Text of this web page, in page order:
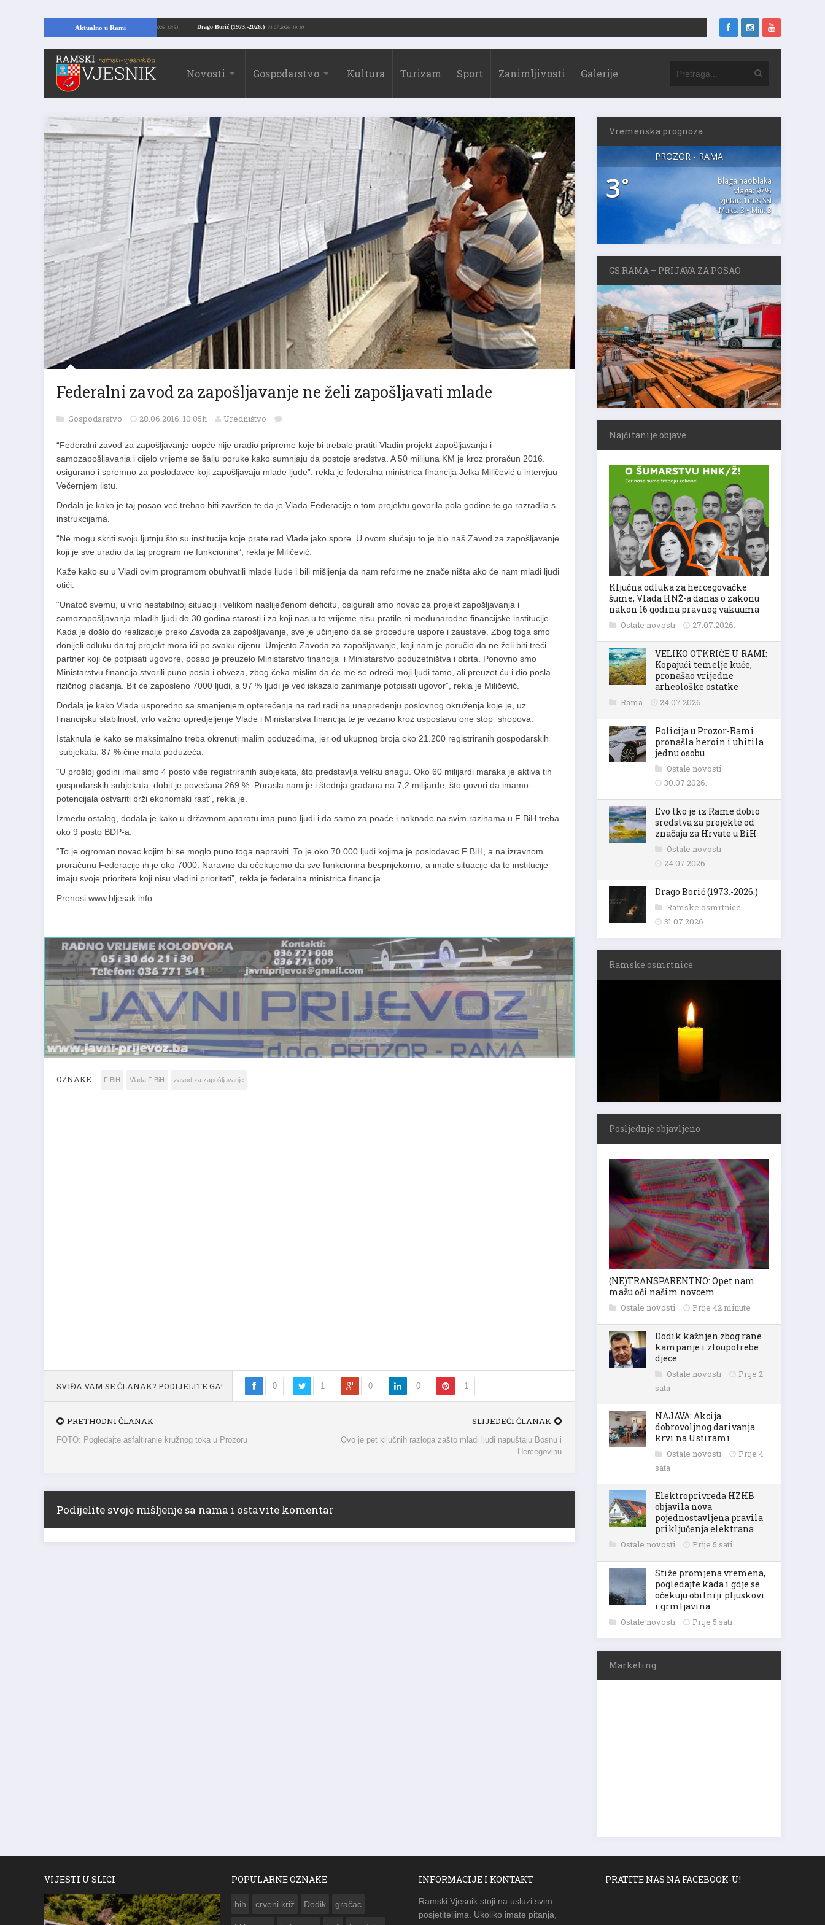
Aktualno u Rami Drago Borić (1973.-2026.) 31.07.2026. 19:10
Kopajući temelje kuće, pronašao vrijedne arheološke ostatke 24.07.2026. 13:51
Novosti Gospodarstvo Kultura Turizam Sport Zanimljivosti Galerije
Federalni zavod za zapošljavanje ne želi zapošljavati mlade
Gospodarstvo 28.06.2016. 10:05h Uredništvo
“Federalni zavod za zapošljavanje uopće nije uradio pripreme koje bi trebale pratiti Vladin projekt zapošljavanja i
samozapošljavanja i cijelo vrijeme se šalju poruke kako sumnjaju da postoje sredstva. A 50 milijuna KM je kroz proračun 2016.
osigurano i spremno za poslodavce koji zapošljavaju mlade ljude”. rekla je federalna ministrica financija Jelka Miličević u intervjuu
Večernjem listu.
Dodala je kako je taj posao već trebao biti završen te da je Vlada Federacije o tom projektu govorila pola godine te ga razradila s
instrukcijama.
“Ne mogu skriti svoju ljutnju što su institucije koje prate rad Vlade jako spore. U ovom slučaju to je bio naš Zavod za zapošljavanje
koji je sve uradio da taj program ne funkcionira”, rekla je Miličević.
Kaže kako su u Vladi ovim programom obuhvatili mlade ljude i bili mišljenja da nam reforme ne znače ništa ako će nam mladi ljudi
otići.
“Unatoč svemu, u vrlo nestabilnoj situaciji i velikom naslijeđenom deficitu, osigurali smo novac za projekt zapošljavanja i
samozapošljavanja mladih ljudi do 30 godina starosti i za koji nas u to vrijeme nisu pratile ni međunarodne financijske institucije.
Kada je došlo do realizacije preko Zavoda za zapošljavanje, sve je učinjeno da se procedure uspore i zaustave. Zbog toga smo
donijeli odluku da taj projekt mora ići po svaku cijenu. Umjesto Zavoda za zapošljavanje, koji nam je poručio da ne želi biti treći
partner koji će potpisati ugovore, posao je preuzelo Ministarstvo financija i Ministarstvo poduzetništva i obrta. Ponovno smo
Ministarstvu financija stvorili puno posla i obveza, zbog čeka mislim da će me se odreći moji ljudi tamo, ali preuzet ću i dio posla
rizičnog plaćanja. Bit će zaposleno 7000 ljudi, a 97 % ljudi je već iskazalo zanimanje potpisati ugovor”, rekla je Miličević.
Dodala je kako Vlada usporedno sa smanjenjem opterećenja na rad radi na unapređenju poslovnog okruženja koje je, uz
financijsku stabilnost, vrlo važno opredjeljenje Vlade i Ministarstva financija te je vezano kroz uspostavu one stop shopova.
Istaknula je kako se maksimalno treba okrenuti malim poduzećima, jer od ukupnog broja oko 21.200 registriranih gospodarskih
subjekata, 87 % čine mala poduzeća.
“U prošloj godini imali smo 4 posto više registriranih subjekata, što predstavlja veliku snagu. Oko 60 milijardi maraka je aktiva tih
gospodarskih subjekata, dobit je povećana 269 %. Porasla nam je i štednja građana na 7,2 milijarde, što govori da imamo
potencijala ostvariti brži ekonomski rast”, rekla je.
Između ostalog, dodala je kako u državnom aparatu ima puno ljudi i da samo za poaće i naknade na svim razinama u F BiH treba
oko 9 posto BDP-a.
“To je ogroman novac kojim bi se moglo puno toga napraviti. To je oko 70.000 ljudi kojima je poslodavac F BiH, a na izravnom
proračunu Federacije ih je oko 7000. Naravno da očekujemo da sve funkcionira besprijekorno, a imate situacije da te institucije
imaju svoje prioritete koji nisu vladini prioriteti”, rekla je federalna ministrica financija.
Prenosi www.bljesak.info
OZNAKE F BiH Vlada F BiH zavod za zapošljavanje
SVIĐA VAM SE ČLANAK? PODIJELITE GA! 0 1 0 0 1
PRETHODNI ČLANAK
FOTO: Pogledajte asfaltiranje kružnog toka u Prozoru
SLIJEDEĆI ČLANAK
Ovo je pet ključnih razloga zašto mladi ljudi napuštaju Bosnu i
Hercegovinu
Podijelite svoje mišljenje sa nama i ostavite komentar
Vremenska prognoza
PROZOR - RAMA
3°
blaga naoblaka
vlaga: 97%
vjetar: 1m/s SSI
Maks. 3 • Min. 3
GS RAMA – PRIJAVA ZA POSAO
Najčitanije objave
Ključna odluka za hercegovačke
šume, Vlada HNŽ-a danas o zakonu
nakon 16 godina pravnog vakuuma
Ostale novosti 27.07.2026.
VELIKO OTKRIĆE U RAMI:
Kopajući temelje kuće,
pronašao vrijedne
arheološke ostatke
Rama 24.07.2026.
Policija u Prozor-Rami
pronašla heroin i uhitila
jednu osobu
Ostale novosti
30.07.2026.
Evo tko je iz Rame dobio
sredstva za projekte od
značaja za Hrvate u BiH
Ostale novosti
24.07.2026.
Drago Borić (1973.-2026.)
Ramske osmrtnice
31.07.2026.
Ramske osmrtnice
Posljednje objavljeno
(NE)TRANSPARENTNO: Opet nam
mažu oči našim novcem
Ostale novosti Prije 42 minute
Dodik kažnjen zbog rane
kampanje i zloupotrebe
djece
Ostale novosti
Prije 2
sata
NAJAVA: Akcija
dobrovoljnog darivanja
krvi na Ustirami
Ostale novosti
Prije 4
sata
Elektroprivreda HZHB
objavila nova
pojednostavljena pravila
priključenja elektrana
Ostale novosti Prije 5 sati
Stiže promjena vremena,
pogledajte kada i gdje se
očekuju obilniji pljuskovi
i grmljavina
Ostale novosti Prije 5 sati
Marketing
VIJESTI U SLICI POPULARNE OZNAKE
bih crveni križ Dodik gračac
INFORMACIJE I KONTAKT
Ramski Vjesnik stoji na usluzi svim
posjetiteljima. Ukoliko imate pitanja,
PRATITE NAS NA FACEBOOK-U!